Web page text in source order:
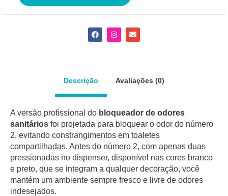
F
a
k
I
n
a
E
n
e
Descrição Avaliações (0)
A versão profissional do bloqueador de odores
sanitários foi projetada para bloquear o odor do número
2, evitando constrangimentos em toaletes
compartilhadas. Antes do número 2, com apenas duas
pressionadas no dispenser, disponível nas cores branco
e preto, que se integram a qualquer decoração, você
mantém um ambiente sempre fresco e livre de odores
indesejados.